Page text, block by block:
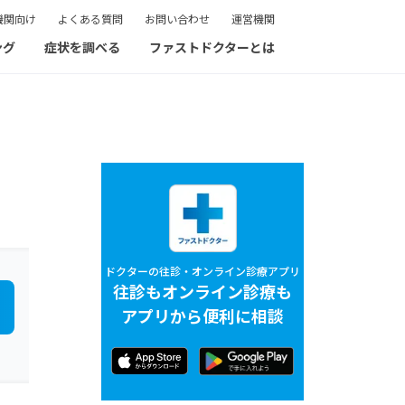
関向け よくある質問 お問い合わせ 運営機関
症状を調べる ファストドクターとは
ドクターの往診・オンライン診療アプリ
往診もオンライン診療も
アプリから便利に相談